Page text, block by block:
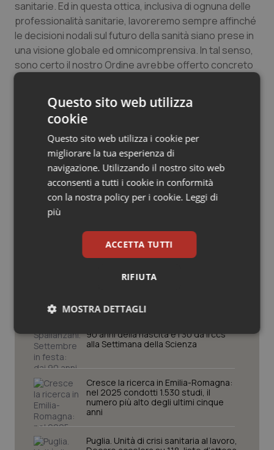
Salute orale & impianti
Sangue & coagulazione
Tumore al seno
Tumore ovarico
Tumori del Polmone & Testa Collo
Tumori gastrointestinali
Ulcera & Reflusso
sanitarie. Ed in questa ottica, inclusiva di ognuna delle
professionalità sanitarie, lavoreremo sempre affinché
le decisioni nodali sul futuro della sanità siano prese in
una visione globale ed omnicomprensiva. In tal senso,
sono certo il nostro Ordine avrebbe offerto concreto
supporto nel documento qui discusso: il valore
aggiunto ai fini di una visione completa delle reali
esigenze della comunità”, conclude Lenza.
04 Aprile 2025
© Riproduzione riservata
90 anni della nascita e i 30 da Irccs
alla Settimana della Scienza
Cresce la ricerca in Emilia-Romagna:
nel 2025 condotti 1.530 studi, il
numero più alto degli ultimi cinque
anni
Puglia. Unità di crisi sanitaria al lavoro,
Questo sito web utilizza
cookie
Questo sito web utilizza i cookie per
migliorare la tua esperienza di
navigazione. Utilizzando il nostro sito web
acconsenti a tutti i cookie in conformità
con la nostra policy per i cookie. Leggi di
più
ACCETTA TUTTI
RIFIUTA
MOSTRA DETTAGLI
Necessari Statistici Marketing
I cookie necessari contribuiscono a rendere fruibile il